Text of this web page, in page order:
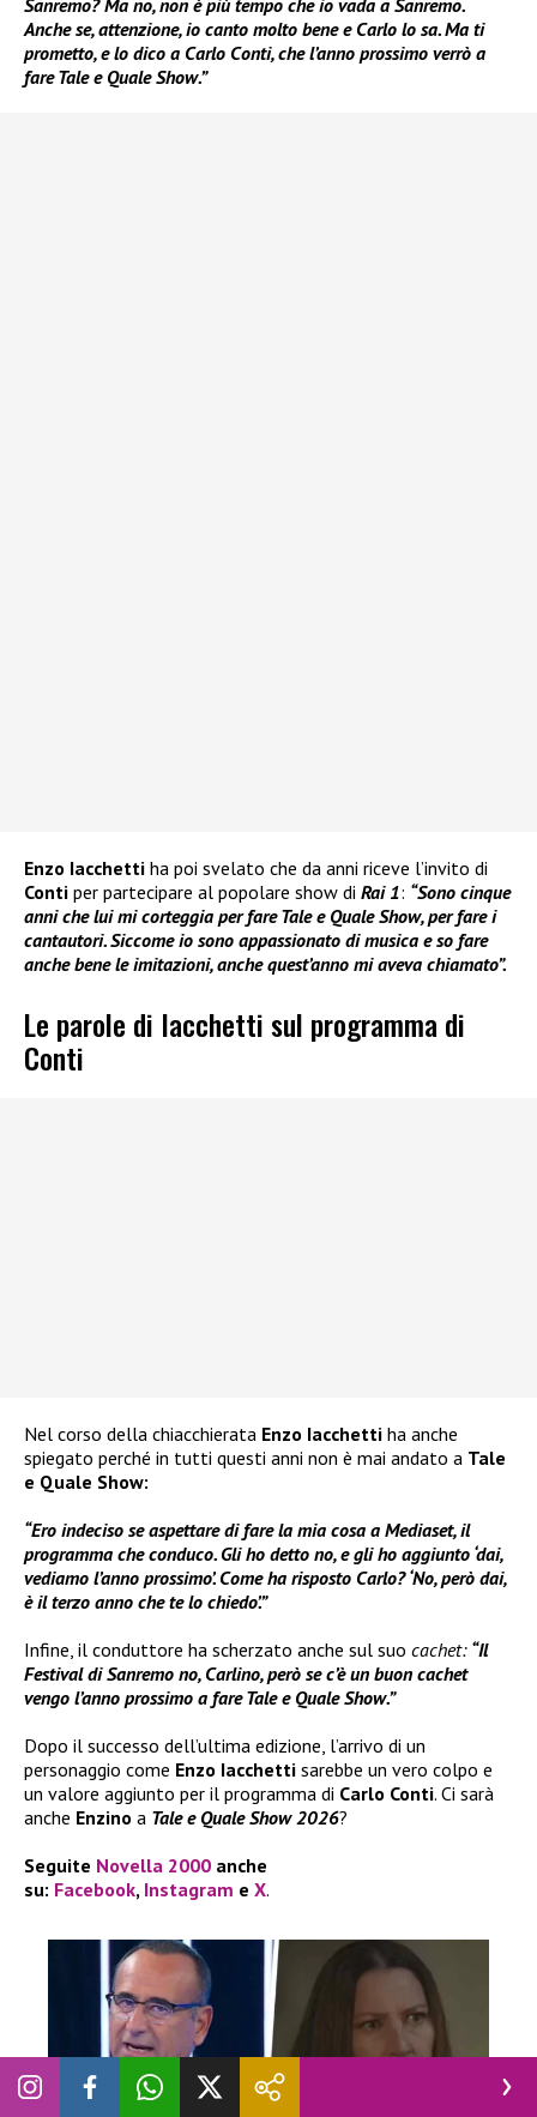
Sanremo? Ma no, non è più tempo che io vada a Sanremo.
Anche se, attenzione, io canto molto bene e Carlo lo sa. Ma ti
prometto, e lo dico a Carlo Conti, che l’anno prossimo verrò a
fare Tale e Quale Show.”
Enzo Iacchetti ha poi svelato che da anni riceve l’invito di
Conti per partecipare al popolare show di Rai 1: “Sono cinque
anni che lui mi corteggia per fare Tale e Quale Show, per fare i
cantautori. Siccome io sono appassionato di musica e so fare
anche bene le imitazioni, anche quest’anno mi aveva chiamato”.
Le parole di Iacchetti sul programma di
Conti
Nel corso della chiacchierata Enzo Iacchetti ha anche
spiegato perché in tutti questi anni non è mai andato a Tale
e Quale Show:
“Ero indeciso se aspettare di fare la mia cosa a Mediaset, il
programma che conduco. Gli ho detto no, e gli ho aggiunto ‘dai,
vediamo l’anno prossimo’. Come ha risposto Carlo? ‘No, però dai,
è il terzo anno che te lo chiedo’.”
Infine, il conduttore ha scherzato anche sul suo cachet: “Il
Festival di Sanremo no, Carlino, però se c’è un buon cachet
vengo l’anno prossimo a fare Tale e Quale Show.”
Dopo il successo dell’ultima edizione, l’arrivo di un
personaggio come Enzo Iacchetti sarebbe un vero colpo e
un valore aggiunto per il programma di Carlo Conti. Ci sarà
anche Enzino a Tale e Quale Show 2026?
Seguite Novella 2000 anche
su: Facebook, Instagram e X.